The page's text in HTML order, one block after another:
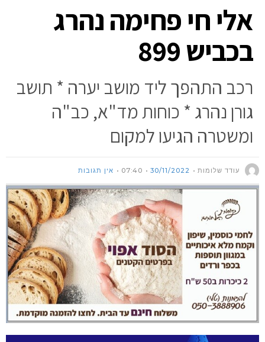
אלי חי פחימה נהרג
בכביש 899
רכב התהפך ליד מושב יערה * תושב
גורן נהרג * כוחות מד"א, כב"ה
ומשטרה הגיעו למקום
עודד שלומות 30/11/2022
07:40 אין תגובות